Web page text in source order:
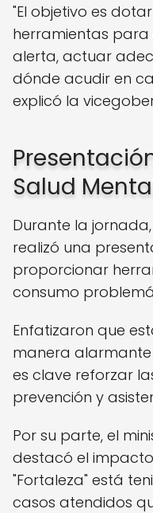
"El objetivo es
herramientas
alerta, actuar
dónde acudir en
explicó la
Salud
Durante la
realizó una
proporcionar
consumo
Enfatizaron que
manera alarmante
es clave reforzar
prevención y
Por su parte, el
destacó el
"Fortaleza" está
casos atendidos